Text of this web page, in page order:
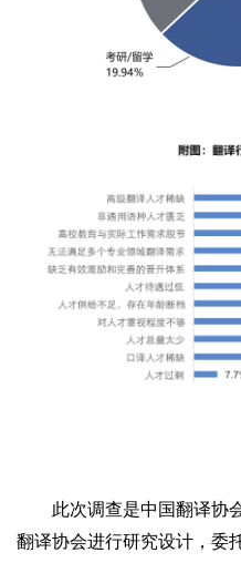
此次调查是中国翻译协会
翻译协会进行研究设计，委